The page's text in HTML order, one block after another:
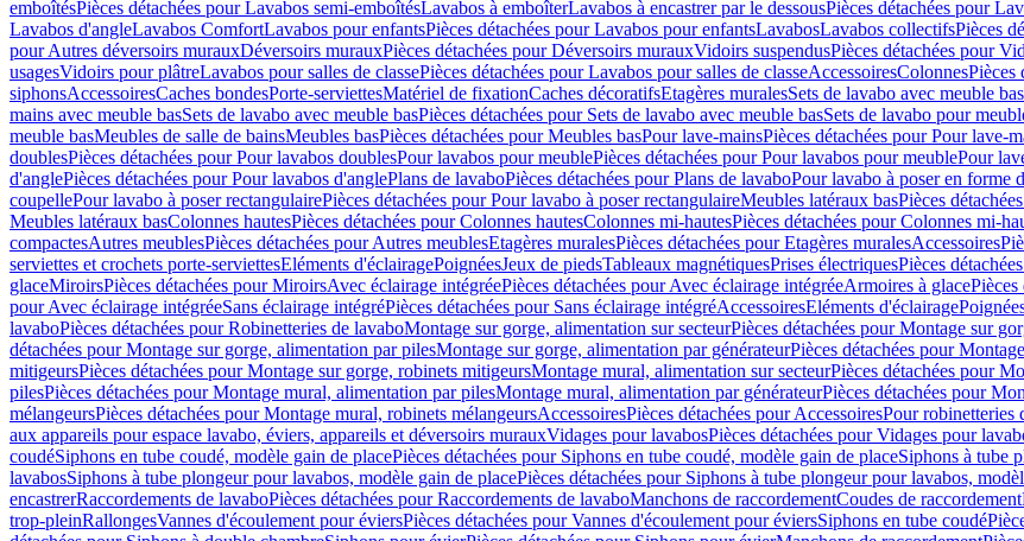
emboîtésPièces détachées pour Lavabos semi-emboîtésLavabos à emboîterLavabos à encastrer par le dessousPièces détachées pour
Lavabos d'angleLavabos ComfortLavabos pour enfantsPièces détachées pour Lavabos pour enfantsLavabosLavabos collectifsPièces
pour Autres déversoirs murauxDéversoirs murauxPièces détachées pour Déversoirs murauxVidoirs suspendusPièces détachées pour
usagesVidoirs pour plâtreLavabos pour salles de classePièces détachées pour Lavabos pour salles de classeAccessoiresColonnesPièces
siphonsAccessoiresCaches bondesPorte-serviettesMatériel de fixationCaches décoratifsEtagères muralesSets de lavabo avec meuble bas
mains avec meuble basSets de lavabo avec meuble basPièces détachées pour Sets de lavabo avec meuble basSets de lavabo pour
meuble basMeubles de salle de bainsMeubles basPièces détachées pour Meubles basPour lave-mainsPièces détachées pour Pour lave-
doublesPièces détachées pour Pour lavabos doublesPour lavabos pour meublePièces détachées pour Pour lavabos pour meublePour
d'anglePièces détachées pour Pour lavabos d'anglePlans de lavaboPièces détachées pour Plans de lavaboPour lavabo à poser en forme
coupellePour lavabo à poser rectangulairePièces détachées pour Pour lavabo à poser rectangulaireMeubles latéraux basPièces
Meubles latéraux basColonnes hautesPièces détachées pour Colonnes hautesColonnes mi-hautesPièces détachées pour Colonnes mi-
compactesAutres meublesPièces détachées pour Autres meublesEtagères muralesPièces détachées pour Etagères muralesAccessoires
serviettes et crochets porte-serviettesEléments d'éclairagePoignéesJeux de piedsTableaux magnétiquesPrises électriquesPièces
glaceMiroirsPièces détachées pour MiroirsAvec éclairage intégréePièces détachées pour Avec éclairage intégréeArmoires à glacePièces
pour Avec éclairage intégréeSans éclairage intégréPièces détachées pour Sans éclairage intégréAccessoiresEléments d'éclairage
lavaboPièces détachées pour Robinetteries de lavaboMontage sur gorge, alimentation sur secteurPièces détachées pour Montage sur
détachées pour Montage sur gorge, alimentation par pilesMontage sur gorge, alimentation par générateurPièces détachées pour
mitigeursPièces détachées pour Montage sur gorge, robinets mitigeursMontage mural, alimentation sur secteurPièces détachées pour
pilesPièces détachées pour Montage mural, alimentation par pilesMontage mural, alimentation par générateurPièces détachées pour
mélangeursPièces détachées pour Montage mural, robinets mélangeursAccessoiresPièces détachées pour AccessoiresPour robinetteries
aux appareils pour espace lavabo, éviers, appareils et déversoirs murauxVidages pour lavabosPièces détachées pour Vidages pour
coudéSiphons en tube coudé, modèle gain de placePièces détachées pour Siphons en tube coudé, modèle gain de placeSiphons à tube
lavabosSiphons à tube plongeur pour lavabos, modèle gain de placePièces détachées pour Siphons à tube plongeur pour lavabos,
encastrerRaccordements de lavaboPièces détachées pour Raccordements de lavaboManchons de raccordementCoudes de raccordement
trop-pleinRallongesVannes d'écoulement pour éviersPièces détachées pour Vannes d'écoulement pour éviersSiphons en tube coudé